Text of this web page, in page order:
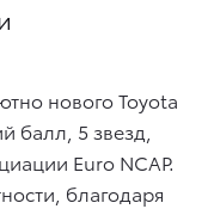
нового Toyota
балл, 5 звезд,
Euro NCAP.
благодаря